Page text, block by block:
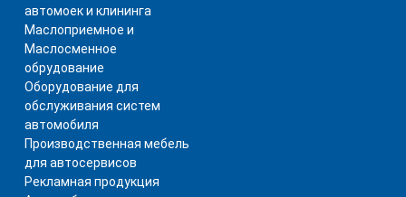
автомоек и клининга
Маслоприемное и
Маслосменное
обрудование
Оборудование для
обслуживания систем
автомобиля
Производственная мебель
для автосервисов
Рекламная продукция